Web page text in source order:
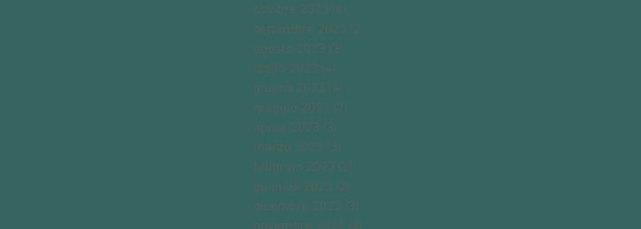
ottobre 2023 (4)
settembre 2023 (2)
agosto 2023 (3)
luglio 2023 (4)
giugno 2023 (4)
maggio 2023 (7)
aprile 2023 (3)
marzo 2023 (3)
febbraio 2023 (2)
gennaio 2023 (2)
dicembre 2022 (3)